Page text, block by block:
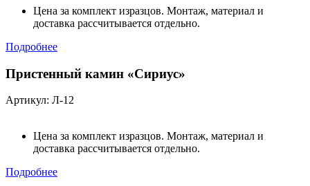
Цена за комплект изразцов. Монтаж, материал и
доставка рассчитывается отдельно.
Подробнее
Пристенный камин «Сириус»
Артикул: Л-12
Цена за комплект изразцов. Монтаж, материал и
доставка рассчитывается отдельно.
Подробнее